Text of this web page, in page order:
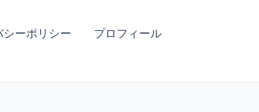
シーポリシー プロフィール